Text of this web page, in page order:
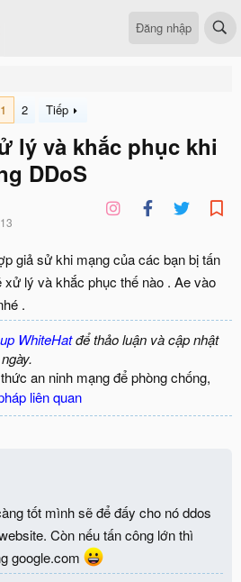
Đăng nhập
1
2 Tiếp
lý và khắc phục khi
DDoS
giả sử khi mạng của các bạn bị tấn
lý và khắc phục thế nào . Ae vào
.
WhiteHatđể thảo luận và cập nhật
an ninh mạng để phòng chống,
liên quan
tốt mình sẽ để đấy cho nó ddos
Còn nếu tấn công lớn thì
google.com